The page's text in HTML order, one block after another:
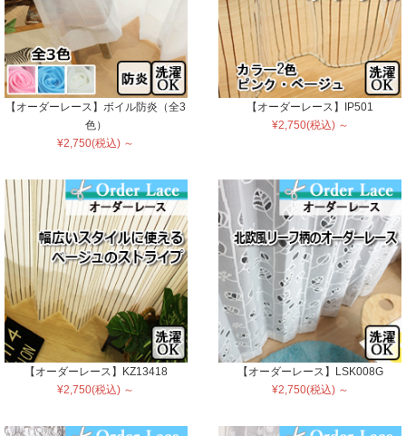
【オーダーレース】ボイル防炎（全3
色）
¥2,750(税込) ～
【オーダーレース】IP501
¥2,750(税込) ～
【オーダーレース】KZ13418
¥2,750(税込) ～
【オーダーレース】LSK008G
¥2,750(税込) ～